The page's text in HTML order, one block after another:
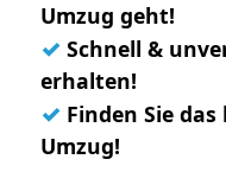
Umzug geht!
✓ Schnell &
erhalten!
✓ Finden Sie
Umzug!